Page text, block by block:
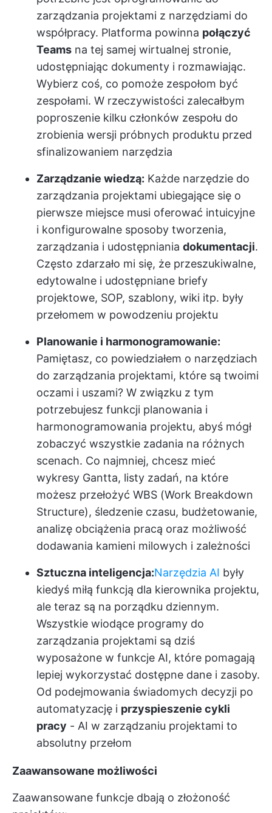
zarządzania projektami z narzędziami do
współpracy. Platforma powinna połączyć
Teams na tej samej wirtualnej stronie,
udostępniając dokumenty i rozmawiając.
Wybierz coś, co pomoże zespołom być
zespołami. W rzeczywistości zalecałbym
poproszenie kilku członków zespołu do
zrobienia wersji próbnych produktu przed
sfinalizowaniem narzędzia
Zarządzanie wiedzą: Każde narzędzie do
zarządzania projektami ubiegające się o
pierwsze miejsce musi oferować intuicyjne
i konfigurowalne sposoby tworzenia,
zarządzania i udostępniania dokumentacji.
Często zdarzało mi się, że przeszukiwalne,
edytowalne i udostępniane briefy
projektowe, SOP, szablony, wiki itp. były
przełomem w powodzeniu projektu
Planowanie i harmonogramowanie:
Pamiętasz, co powiedziałem o narzędziach
do zarządzania projektami, które są twoimi
oczami i uszami? W związku z tym
potrzebujesz funkcji planowania i
harmonogramowania projektu, abyś mógł
zobaczyć wszystkie zadania na różnych
scenach. Co najmniej, chcesz mieć
wykresy Gantta, listy zadań, na które
możesz przełożyć WBS (Work Breakdown
Structure), śledzenie czasu, budżetowanie,
analizę obciążenia pracą oraz możliwość
dodawania kamieni milowych i zależności
Sztuczna inteligencja:Narzędzia AI były
kiedyś miłą funkcją dla kierownika projektu,
ale teraz są na porządku dziennym.
Wszystkie wiodące programy do
zarządzania projektami są dziś
wyposażone w funkcje AI, które pomagają
lepiej wykorzystać dostępne dane i zasoby.
Od podejmowania świadomych decyzji po
automatyzację i przyspieszenie cykli
pracy - AI w zarządzaniu projektami to
absolutny przełom
Zaawansowane możliwości
Zaawansowane funkcje dbają o złożoność